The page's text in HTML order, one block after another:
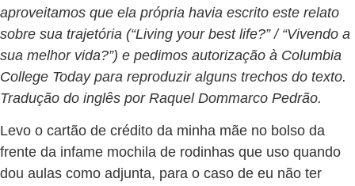
aproveitamos que ela própria havia escrito este relato
sobre sua trajetória (“Living your best life?” / “Vivendo a
sua melhor vida?”) e pedimos autorização à Columbia
College Today para reproduzir alguns trechos do texto.
Tradução do inglês por Raquel Dommarco Pedrão.
Levo o cartão de crédito da minha mãe no bolso da
frente da infame mochila de rodinhas que uso quando
dou aulas como adjunta, para o caso de eu não ter